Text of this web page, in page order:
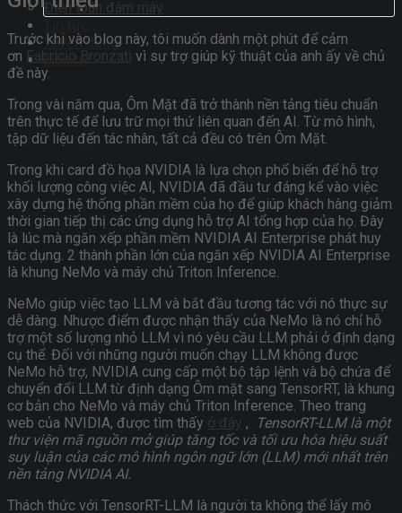
Điện toán đám mây
Tuyển dụng
Liên hệ
Trước khi vào blog này, tôi muốn dành một phút để cảm
ơn Fabricio Bronzati vì sự trợ giúp kỹ thuật của anh ấy về chủ
đề này.
Trong vài năm qua, Ôm Mặt đã trở thành nền tảng tiêu chuẩn
trên thực tế để lưu trữ mọi thứ liên quan đến AI. Từ mô hình,
tập dữ liệu đến tác nhân, tất cả đều có trên Ôm Mặt.
Trong khi card đồ họa NVIDIA là lựa chọn phổ biến để hỗ trợ
khối lượng công việc AI, NVIDIA đã đầu tư đáng kể vào việc
xây dựng hệ thống phần mềm của họ để giúp khách hàng giảm
thời gian tiếp thị các ứng dụng hỗ trợ AI tổng hợp của họ. Đây
là lúc mà ngăn xếp phần mềm NVIDIA AI Enterprise phát huy
tác dụng. 2 thành phần lớn của ngăn xếp NVIDIA AI Enterprise
là khung NeMo và máy chủ Triton Inference.
NeMo giúp việc tạo LLM và bắt đầu tương tác với nó thực sự
dễ dàng. Nhược điểm được nhận thấy của NeMo là nó chỉ hỗ
trợ một số lượng nhỏ LLM vì nó yêu cầu LLM phải ở định dạng
cụ thể. Đối với những người muốn chạy LLM không được
NeMo hỗ trợ, NVIDIA cung cấp một bộ tập lệnh và bộ chứa để
chuyển đổi LLM từ định dạng Ôm mặt sang TensorRT, là khung
cơ bản cho NeMo và máy chủ Triton Inference. Theo trang
web của NVIDIA, được tìm thấy ở đây ,
TensorRT-LLM là một
thư viện mã nguồn mở giúp tăng tốc và tối ưu hóa hiệu suất
suy luận của các mô hình ngôn ngữ lớn (LLM) mới nhất trên
nền tảng NVIDIA AI.
Thách thức với TensorRT-LLM là người ta không thể lấy mô